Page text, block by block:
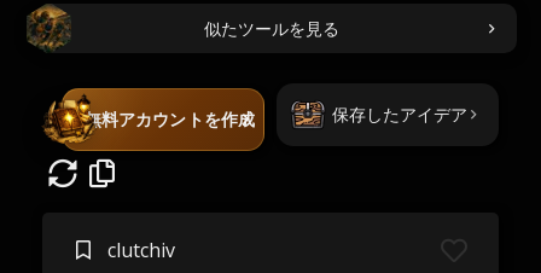
似たツールを見る
無料アカウントを作成 保存したアイデア
clutchiv